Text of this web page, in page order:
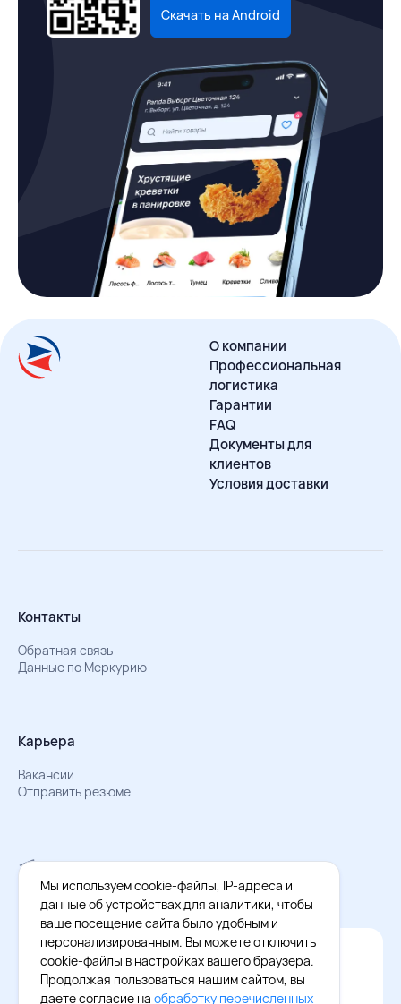
Скачать на Android
О компании
Профессиональная
логистика
Гарантии
FAQ
Документы для
клиентов
Условия доставки
Контакты
Обратная связь
Данные по Меркурию
Карьера
Вакансии
Отправить резюме
Мы в Телеграм
Документы об обработке персональных данных
Охрана труда – результаты СОУТ
Официальное приложение Восток - Запад
Cкачайте бесплатное приложение
Мы используем cookie-файлы, IP-адреса и
данные об устройствах для аналитики, чтобы
ваше посещение сайта было удобным и
персонализированным. Вы можете отключить
cookie-файлы в настройках вашего браузера.
Продолжая пользоваться нашим сайтом, вы
даете согласие на обработку перечисленных